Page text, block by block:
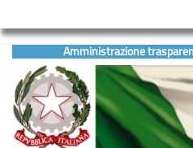
Amministrazione